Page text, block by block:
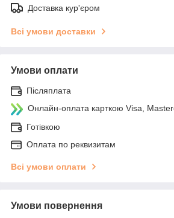
Доставка кур'єром
Всі умови доставки
Умови оплати
Післяплата
Онлайн-оплата карткою Visa,
Готівкою
Оплата по реквизитам
Всі умови оплати
Умови повернення